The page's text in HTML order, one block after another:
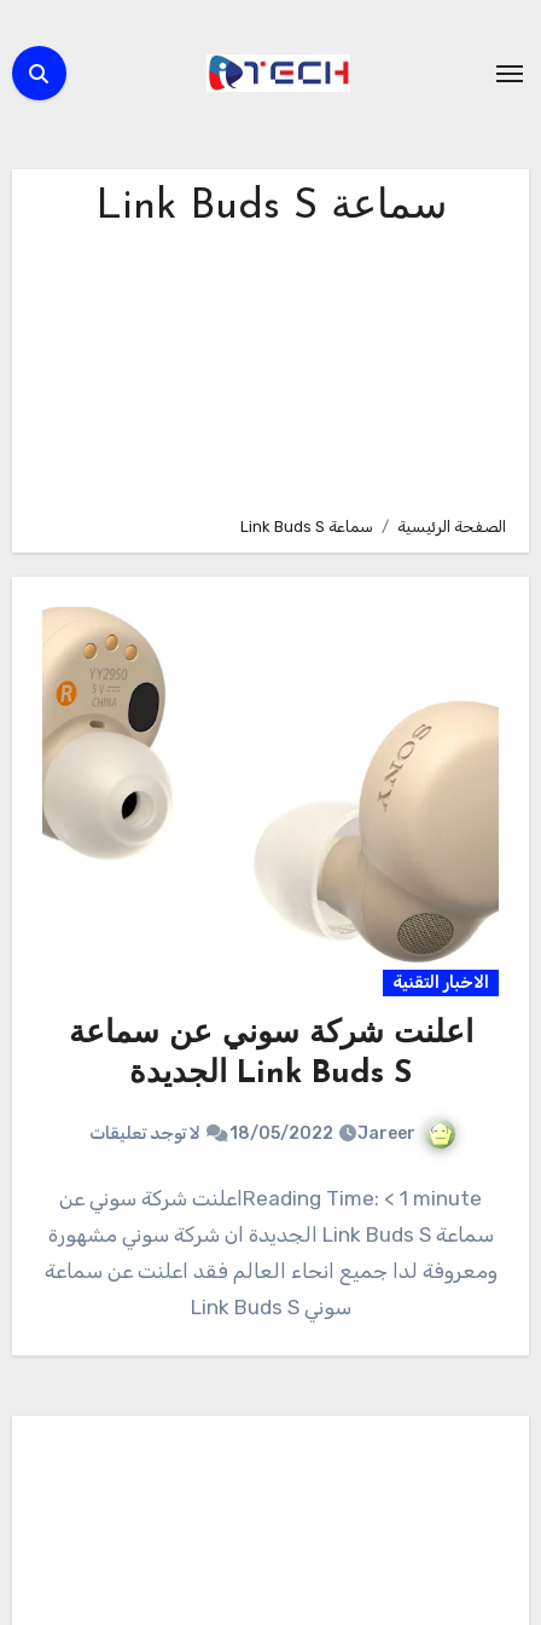
المحتوى
سماعة Link Buds S
الصفحة الرئيسية سماعة Link Buds S
الاخبار التقنية
اعلنت شركة سوني عن سماعة
Link Buds S الجديدة
Jareer
18/05/2022 لا توجد تعليقات
Reading Time: < 1 minuteاعلنت شركة سوني عن
سماعة Link Buds S الجديدة ان شركة سوني مشهورة
ومعروفة لدا جميع انحاء العالم فقد اعلنت عن سماعة
سوني Link Buds S